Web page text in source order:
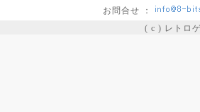
お問合せ ：
( c ) レトロ